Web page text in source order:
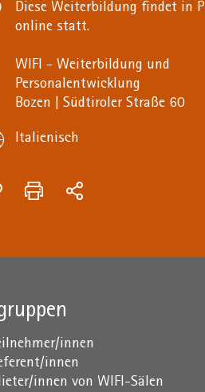
Diese Weiterbildung findet in
online statt.
WIFI - Weiterbildung und
Personalentwicklung
Bozen | Südtiroler Straße 60
Italienisch
innen
innen
innen von WIFI-Sälen